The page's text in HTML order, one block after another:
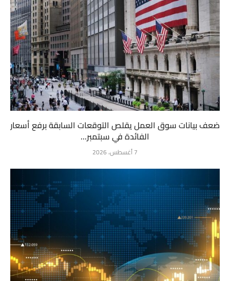
ضعف بيانات سوق العمل يقلص التوقعات السابقة برفع أسعار
الفائدة في سبتمبر...
7 أغسطس، 2026